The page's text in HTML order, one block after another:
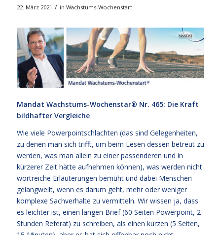
22. März 2021 / in Wachstums-Wochenstart
Mandat Wachstums-Wochenstar® Nr. 465: Die Kraft
bildhafter Vergleiche
Wie viele Powerpointschlachten (das sind Gelegenheiten,
zu denen man sich trifft, um beim Lesen dessen betreut zu
werden, was man allein zu einer passenderen und in
kürzerer Zeit hätte aufnehmen können), was werden nicht
wortreiche Erläuterungen bemüht und dabei Menschen
gelangweilt, wenn es darum geht, mehr oder weniger
komplexe Sachverhalte zu vermitteln. Wir wissen ja, dass
es leichter ist, einen langen Brief (60 Seiten Powerpoint, 2
Stunden Referat) zu schreiben, als einen kurzen (5 Seiten,